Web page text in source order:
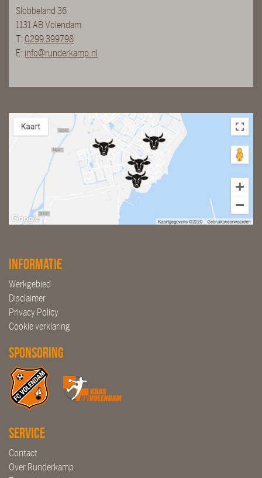
Slobbeland 36
1131 AB Volendam
T: 0299 399798
E: info@runderkamp.nl
Informatie
Werkgebied
Disclaimer
Privacy Policy
Cookie verklaring
Sponsoring
Service
Contact
Over Runderkamp